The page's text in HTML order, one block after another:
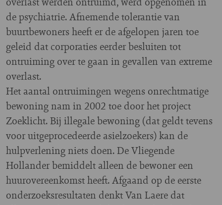
de psychiatrie. Afnemende tolerantie van
buurtbewoners heeft er de afgelopen jaren toe
geleid dat corporaties eerder besluiten tot
ontruiming over te gaan in gevallen van extreme
overlast.
Het aantal ontruimingen wegens onrechtmatige
bewoning nam in 2002 toe door het project
Zoeklicht. Bij illegale bewoning (dat geldt tevens
voor uitgeprocedeerde asielzoekers) kan de
hulpverlening niets doen. De Vliegende
Hollander bemiddelt alleen de bewoner een
huurovereenkomst heeft. Afgaand op de eerste
onderzoeksresultaten denkt Van Laere dat